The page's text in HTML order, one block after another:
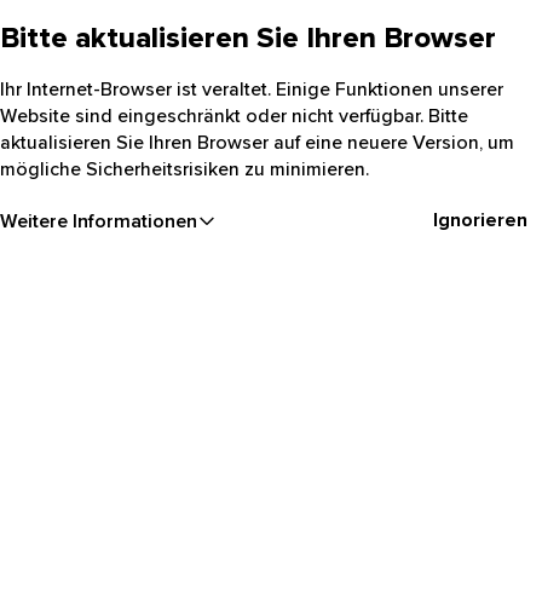
Bitte aktualisieren Sie Ihren Browser
Ihr Internet-Browser ist veraltet. Einige Funktionen unserer
Website sind eingeschränkt oder nicht verfügbar. Bitte
aktualisieren Sie Ihren Browser auf eine neuere Version, um
mögliche Sicherheitsrisiken zu minimieren.
Weitere Informationen Ignorieren